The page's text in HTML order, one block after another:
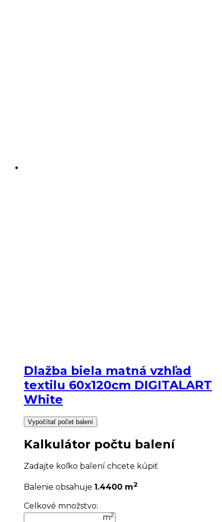
Dlažba biela matná vzhľad
textilu 60x120cm DIGITALART
White
Vypočítať počet balení
Kalkulátor počtu balení
Zadajte koľko balení chcete kúpiť
Balenie obsahuje 1.4400 m2
Celkové množstvo:
m2